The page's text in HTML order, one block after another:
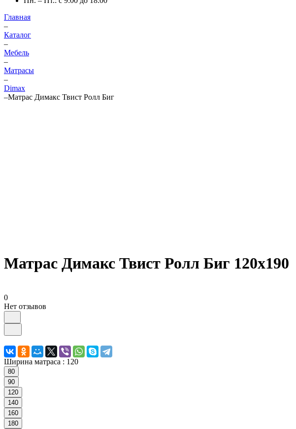
Главная
–
Каталог
–
Мебель
–
Матрасы
–
Dimax
–Матрас Димакс Твист Ролл Биг
Матрас Димакс Твист Ролл Биг 120х190
0
Нет отзывов
Ширина матраса : 120
80
90
120
140
160
180